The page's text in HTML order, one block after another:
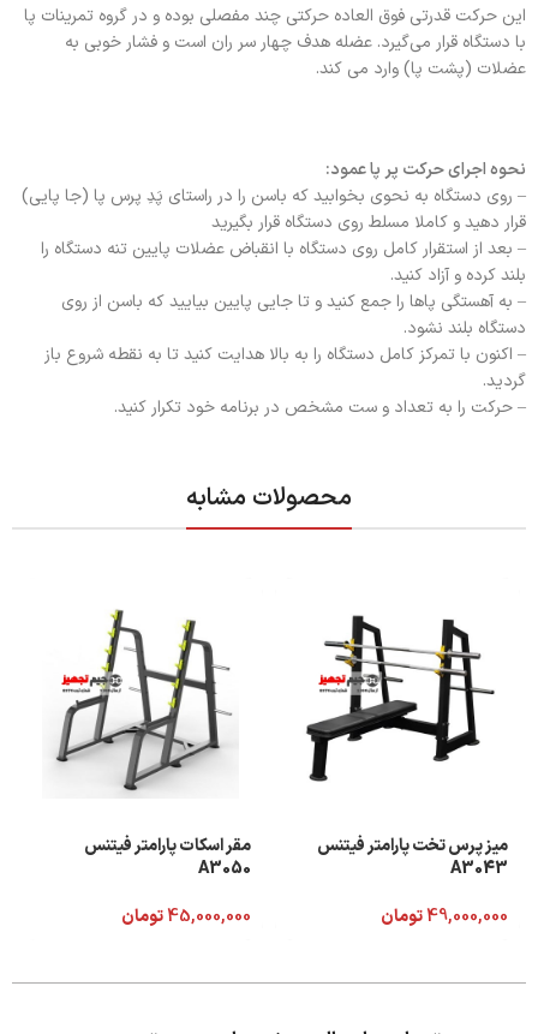
این حرکت قدرتی فوق العاده حرکتی چند مفصلی بوده و در گروه تمرینات پا
با دستگاه قرار می‌گیرد. عضله هدف چهار سر ران است و فشار خوبی به
عضلات (پشت پا) وارد می کند.
نحوه اجرای حرکت پر پا عمود:
– روی دستگاه به نحوی بخوابید که باسن را در راستای پَدِ پرس پا (جا پایی)
قرار دهید و کاملا مسلط روی دستگاه قرار بگیرید
– بعد از استقرار کامل روی دستگاه با انقباض عضلات پایین تنه دستگاه را
بلند کرده و آزاد کنید.
– به آهستگی پاها را جمع کنید و تا جایی پایین بیایید که باسن از روی
دستگاه بلند نشود.
– اکنون با تمرکز کامل دستگاه را به بالا هدایت کنید تا به نقطه شروع باز
گردید.
– حرکت را به تعداد و ست مشخص در برنامه خود تکرار کنید.
محصولات مشابه
میز پرس تخت پارامتر فیتنس
A3043
49,000,000تومان
مقر اسکات پارامتر فیتنس
A3050
45,000,000تومان